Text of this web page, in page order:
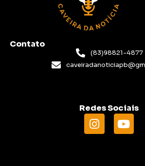
Contato
(83)98821-4877
Redes Sociais